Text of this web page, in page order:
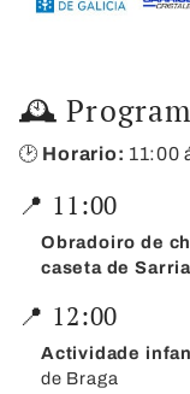
🕰️
🕑 Horario: 11:00
📍 11:00
Obradoiro de
caseta de Sarria
📍 12:00
Actividade
de Braga